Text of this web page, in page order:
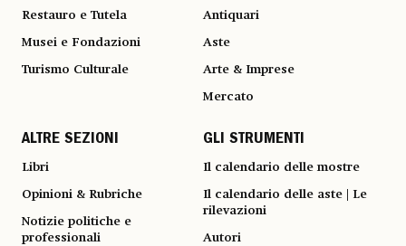
Restauro e Tutela
Musei e Fondazioni
Turismo Culturale
Antiquari
Aste
Arte & Imprese
Mercato
ALTRE SEZIONI
Libri
Opinioni & Rubriche
Notizie politiche e
professionali
GLI STRUMENTI
Il calendario delle mostre
Il calendario delle aste | Le
rilevazioni
Autori